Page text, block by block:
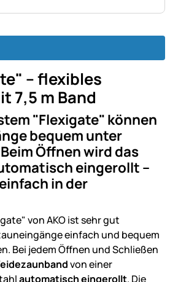
– flexibles
7,5 m Band
"Flexigate" können
bequem unter
Öffnen wird das
eingerollt –
in der
von AKO ist sehr gut
einfach und bequem
Bei jedem Öffnen und Schließen
von einer
automatisch eingerollt. Die